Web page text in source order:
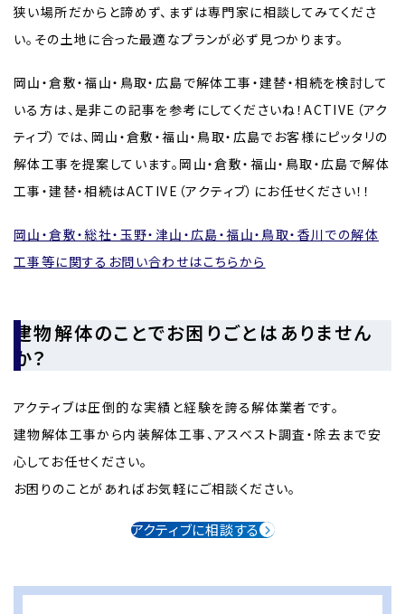
狭い場所だからと諦めず、まずは専門家に相談してみてくださ
い。その土地に合った最適なプランが必ず見つかります。
岡山・倉敷・福山・鳥取・広島で解体工事・建替・相続を検討して
いる方は、是非この記事を参考にしてくださいね！ACTIVE（アク
ティブ）では、岡山・倉敷・福山・鳥取・広島でお客様にピッタリの
解体工事を提案しています。岡山・倉敷・福山・鳥取・広島で解体
工事・建替・相続はACTIVE（アクティブ）にお任せください！！
岡山・倉敷・総社・玉野・津山・広島・福山・鳥取・香川での解体
工事等に関するお問い合わせはこちらから
建物解体のことでお困りごとはありません
か？
アクティブは圧倒的な実績と経験を誇る解体業者です。
建物解体工事から内装解体工事、アスベスト調査・除去まで安
心してお任せください。
お困りのことがあればお気軽にご相談ください。
アクティブに相談する